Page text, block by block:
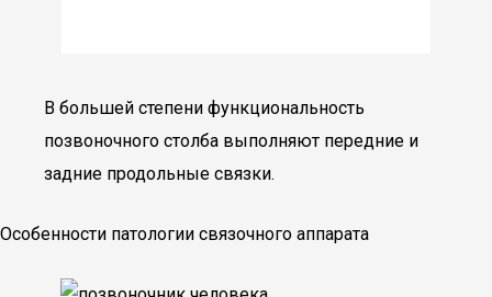
В большей степени функциональность
позвоночного столба выполняют передние и
задние продольные связки.
Особенности патологии связочного аппарата